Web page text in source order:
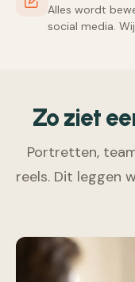
Alles wordt
social media.
Zo ziet
Portretten,
reels. Dit leggen